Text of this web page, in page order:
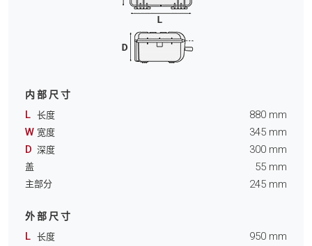
内部尺寸
L 长度 880 mm
W 宽度 345 mm
D 深度 300 mm
盖 55 mm
主部分 245 mm
外部尺寸
L 长度 950 mm